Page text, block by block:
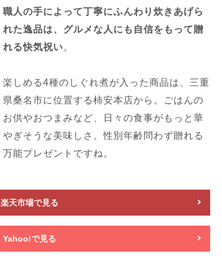
職人の手によって丁寧にふんわり炊きあげら
れた逸品は、グルメな人にも自信をもって贈
れる快気祝い。
楽しめる4種のしぐれ煮が入った商品は、三重
県桑名市に位置する柿安本店から。ごはんの
お供やおつまみなど、日々の食事がもっと華
やぎそうな美味しさ。性別年齢問わず贈れる
万能プレゼントですね。
楽天市場で見る
Yahoo!で見る